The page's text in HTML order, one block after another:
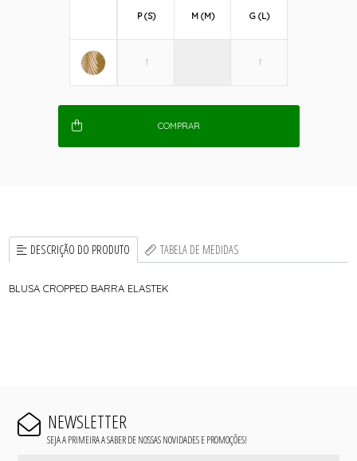
P (S) M (M) G (L)
COMPRAR
DESCRIÇÃO DO PRODUTO TABELA DE MEDIDAS
BLUSA CROPPED BARRA ELASTEK
NEWSLETTER
SEJA A PRIMEIRA A SABER DE NOSSAS NOVIDADES E PROMOÇÕES!